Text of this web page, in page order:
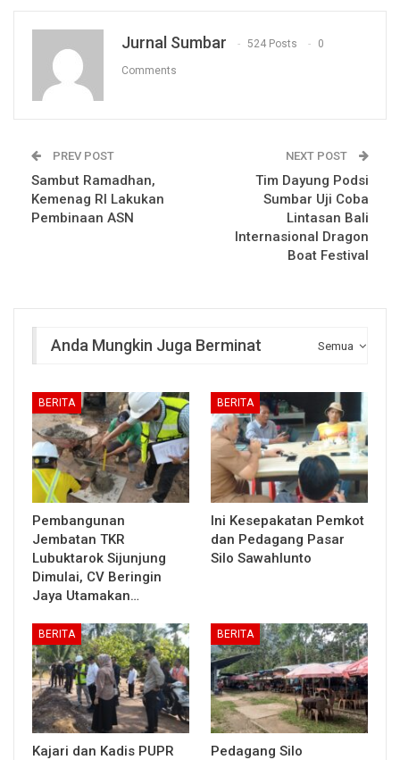
Jurnal Sumbar 524 Posts 0
Comments
PREV POST
Sambut Ramadhan,
Kemenag RI Lakukan
Pembinaan ASN
NEXT POST
Tim Dayung Podsi
Sumbar Uji Coba
Lintasan Bali
Internasional Dragon
Boat Festival
Semua
Anda Mungkin Juga Berminat
BERITA
Pembangunan
Jembatan TKR
Lubuktarok Sijunjung
Dimulai, CV Beringin
Jaya Utamakan…
BERITA
Ini Kesepakatan Pemkot
dan Pedagang Pasar
Silo Sawahlunto
BERITA
Kajari dan Kadis PUPR
BERITA
Pedagang Silo